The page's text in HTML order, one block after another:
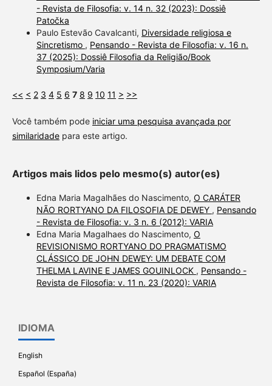
- Revista de Filosofia: v. 14 n. 32 (2023): Dossiê
Patočka
Paulo Estevão Cavalcanti, Diversidade religiosa e
Sincretismo , Pensando - Revista de Filosofia: v. 16 n.
37 (2025): Dossiê Filosofia da Religião/Book
Symposium/Varia
<< < 2 3 4 5 6 7 8 9 10 11 > >>
Você também pode iniciar uma pesquisa avançada por
similaridadepara este artigo.
Artigos mais lidos pelo mesmo(s) autor(es)
Edna Maria Magalhães do Nascimento, O CARÁTER
NÃO RORTYANO DA FILOSOFIA DE DEWEY , Pensando
- Revista de Filosofia: v. 3 n. 6 (2012): VARIA
Edna Maria Magalhaes do Nascimento, O
REVISIONISMO RORTYANO DO PRAGMATISMO
CLÁSSICO DE JOHN DEWEY: UM DEBATE COM
THELMA LAVINE E JAMES GOUINLOCK , Pensando -
Revista de Filosofia: v. 11 n. 23 (2020): VARIA
IDIOMA
English
Español (España)